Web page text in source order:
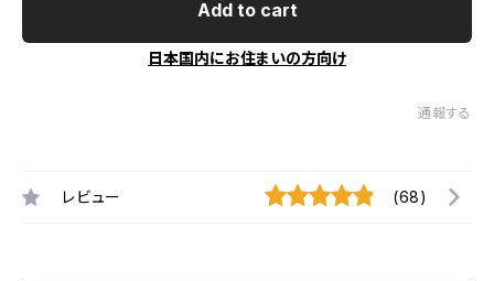
Add to cart
日本国内にお住まいの方向け
通報する
レビュー (68)